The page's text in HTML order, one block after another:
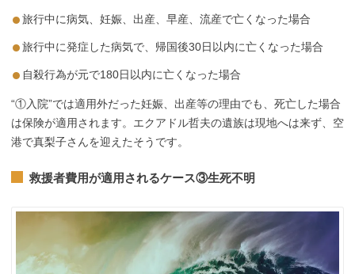
旅行中に病気、妊娠、出産、早産、流産で亡くなった場合
旅行中に発症した病気で、帰国後30日以内に亡くなった場合
自殺行為が元で180日以内に亡くなった場合
“①入院”では適用外だった妊娠、出産等の理由でも、死亡した場合
は保険が適用されます。エクアドル哲夫の遺族は現地へは来ず、空
港で真梨子さんを迎えたそうです。
救援者費用が適用されるケース③生死不明